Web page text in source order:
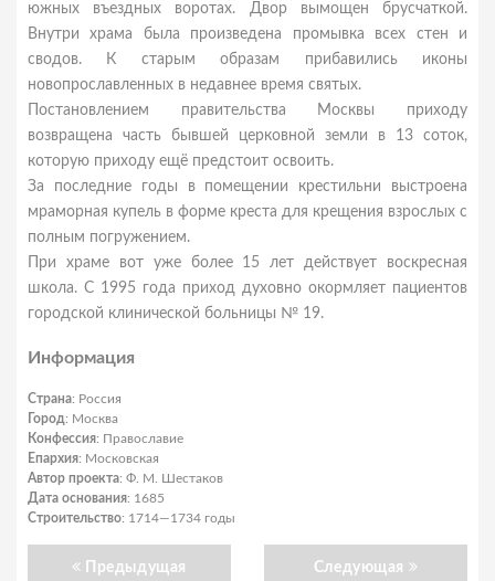
южных въездных воротах. Двор вымощен брусчаткой.
Внутри храма была произведена промывка всех стен и
сводов. К старым образам прибавились иконы
новопрославленных в недавнее время святых.
Постановлением правительства Москвы приходу
возвращена часть бывшей церковной земли в 13 соток,
которую приходу ещё предстоит освоить.
За последние годы в помещении крестильни выстроена
мраморная купель в форме креста для крещения взрослых с
полным погружением.
При храме вот уже более 15 лет действует воскресная
школа. С 1995 года приход духовно окормляет пациентов
городской клинической больницы № 19.
Информация
Страна: Россия
Город: Москва
Конфессия: Православие
Епархия: Московская
Автор проекта: Ф. М. Шестаков
Дата основания: 1685
Строительство: 1714—1734 годы
Предыдущая Следующая